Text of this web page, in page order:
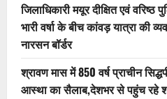
जिलाधिकारी मयूर दीक्षित एवं
भारी वर्षा के बीच कांवड़ यात्रा की
नारसन बॉर्डर
श्रावण मास में 850 वर्ष प्राचीन
आस्था का सैलाब,देशभर से पहुंच रहे